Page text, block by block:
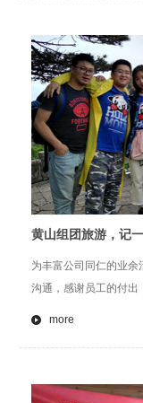
黄山组团旅游，记
为丰富公司同仁的业
沟通，感谢员工的付出
more